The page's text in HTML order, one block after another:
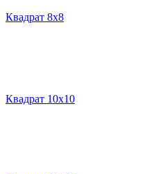
Квадрат 8х8
Квадрат 10х10